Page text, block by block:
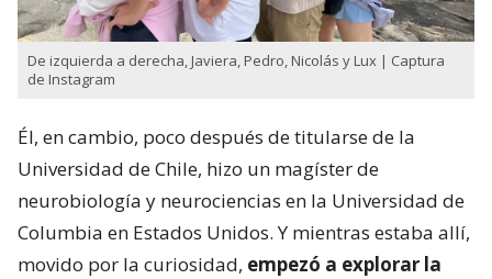
De izquierda a derecha, Javiera, Pedro, Nicolás y Lux | Captura
de Instagram
Él, en cambio, poco después de titularse de la
Universidad de Chile, hizo un magíster de
neurobiología y neurociencias en la Universidad de
Columbia en Estados Unidos. Y mientras estaba allí,
movido por la curiosidad, empezó a explorar la